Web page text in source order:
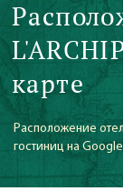
карте
Расположение
гостиниц на